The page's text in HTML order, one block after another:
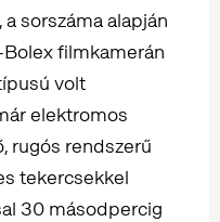
sorszáma alapján
filmkamerán
volt
elektromos
rugós rendszerű
tekercsekkel
30 másodpercig